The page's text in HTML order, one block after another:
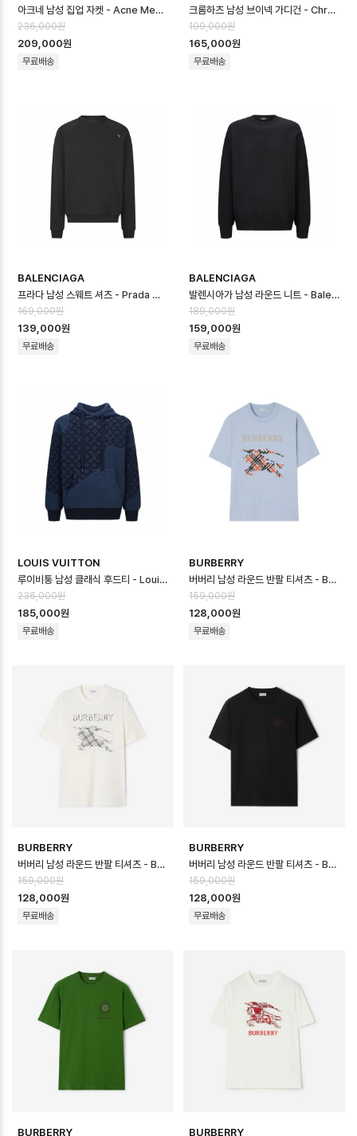
아크네 남성 집업 자켓 - Acne Mens Zip Up Jakcet - anc16691x
236,000원
209,000원
무료배송
크롬하츠 남성 브이넥 가디건 - Chrom hearts Mens V-neck Cardiga…
199,000원
165,000원
무료배송
BALENCIAGA
프라다 남성 스웨트 셔츠 - Prada Mens Round Sweatshirt - prc1…
169,000원
139,000원
무료배송
BALENCIAGA
발렌시아가 남성 라운드 니트 - Balenciaga Mens Round Knitwear -…
189,000원
159,000원
무료배송
LOUIS VUITTON
루이비통 남성 클래식 후드티 - Louis vuitton Mens Classic Hoode…
236,000원
185,000원
무료배송
BURBERRY
버버리 남성 라운드 반팔 티셔츠 - Burberry Mens Round Tshirt - b…
159,000원
128,000원
무료배송
BURBERRY
버버리 남성 라운드 반팔 티셔츠 - Burberry Mens Round Tshirt - b…
159,000원
128,000원
무료배송
BURBERRY
버버리 남성 라운드 반팔 티셔츠 - Burberry Mens Round Tshirt - b…
159,000원
128,000원
무료배송
BURBERRY BURBERRY